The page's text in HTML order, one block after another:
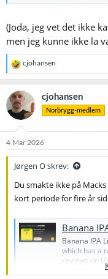
(Joda, jeg vet det ikke
men jeg kunne ikke la
R
e
a
k
s
j
o
e
cjohansen
cjohansen
Norbrygg-medlem
4 Mar 2026
Jørgen O skrev:
Du smakte ikke på
kort periode for fire år
Banana
Banana IPA
which has a
reviews on